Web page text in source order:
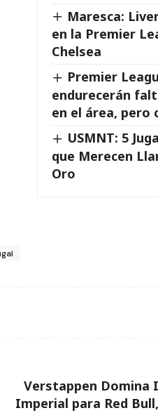
Maresca:
en la Premier
Chelsea
Premier
endurecerán
en el área, pero
USMNT: 5
que Merecen
Oro
Verstappen Domina
Imperial para Red